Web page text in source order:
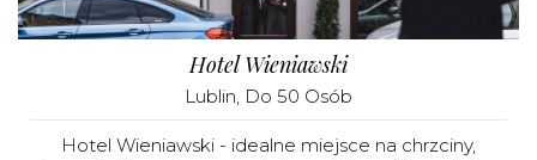
Hotel Wieniawski
Lublin , Do 50 Osób
Hotel Wieniawski - idealne miejsce na chrzciny,